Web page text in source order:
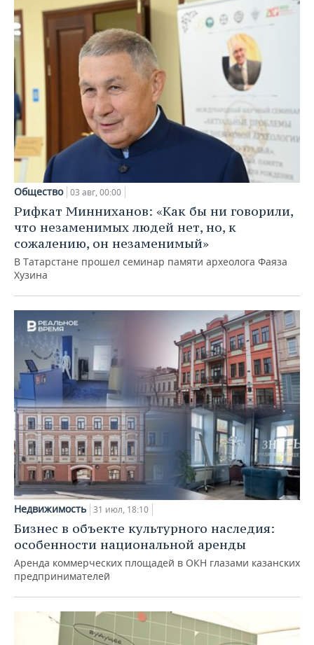
Общество 03 авг, 00:00
Рифкат Минниханов: «Как бы ни говорили,
что незаменимых людей нет, но, к
сожалению, он незаменимый»
В Татарстане прошел семинар памяти археолога Фаяза
Хузина
Недвижимость 31 июл, 18:10
Бизнес в объекте культурного наследия:
особенности национальной аренды
Аренда коммерческих площадей в ОКН глазами казанских
предпринимателей